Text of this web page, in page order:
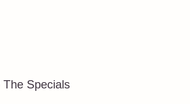
The Specials